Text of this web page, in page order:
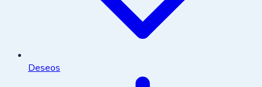
Deseos